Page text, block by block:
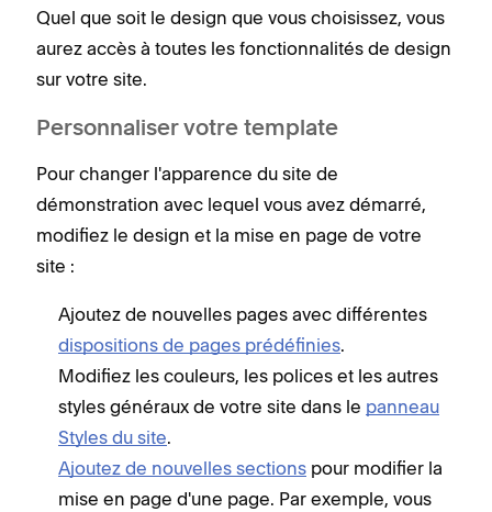
Quel que soit le design que vous choisissez, vous
aurez accès à toutes les fonctionnalités de design
sur votre site.
Personnaliser votre template
Pour changer l'apparence du site de
démonstration avec lequel vous avez démarré,
modifiez le design et la mise en page de votre
site :
Ajoutez de nouvelles pages avec différentes
dispositions de pages prédéfinies.
Modifiez les couleurs, les polices et les autres
styles généraux de votre site dans le panneau
Styles du site.
Ajoutez de nouvelles sections pour modifier la
mise en page d'une page. Par exemple, vous